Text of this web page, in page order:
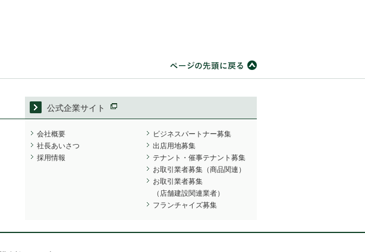
公式企業サイト
会社概要
社長あいさつ
採用情報
ビジネスパートナー募集
出店用地募集
テナント・催事テナント募集
お取引業者募集（商品関連）
お取引業者募集
（店舗建設関連業者）
フランチャイズ募集